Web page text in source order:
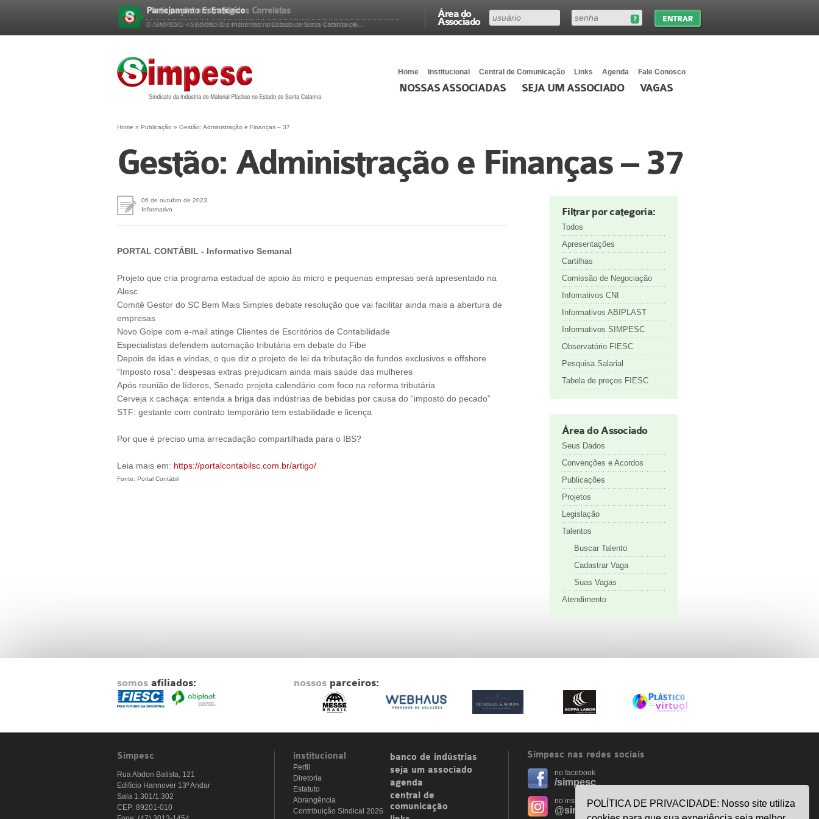
Área do
Associado
Planejamento Estratégico
O SIMPESC – Sindicato das Indústrias no Estado de Santa Catarina de...
Participação em Entidades Correlatas
A consultoria do SIMPESC sempre está atualizada pela sua participaç�...
Home Institucional Central de Comunicação Links Agenda Fale Conosco
NOSSAS ASSOCIADAS SEJA UM ASSOCIADO VAGAS
Home » Publicação » Gestão: Administração e Finanças – 37
Gestão: Administração e Finanças – 37
06 de outubro de 2023
Informativo
PORTAL CONTÁBIL - Informativo Semanal
Projeto que cria programa estadual de apoio às micro e pequenas empresas será apresentado na
Alesc
Comitê Gestor do SC Bem Mais Simples debate resolução que vai facilitar ainda mais a abertura de
empresas
Novo Golpe com e-mail atinge Clientes de Escritórios de Contabilidade
Especialistas defendem automação tributária em debate do Fibe
Depois de idas e vindas, o que diz o projeto de lei da tributação de fundos exclusivos e offshore
“Imposto rosa”: despesas extras prejudicam ainda mais saúde das mulheres
Após reunião de líderes, Senado projeta calendário com foco na reforma tributária
Cerveja x cachaça: entenda a briga das indústrias de bebidas por causa do “imposto do pecado”
STF: gestante com contrato temporário tem estabilidade e licença
Por que é preciso uma arrecadação compartilhada para o IBS?
Leia mais em: https://portalcontabilsc.com.br/artigo/
Fonte: Portal Contábil
Filtrar por categoria:
Todos
Apresentações
Cartilhas
Comissão de Negociação
Infomativos CNI
Informativos ABIPLAST
Informativos SIMPESC
Observatório FIESC
Pesquisa Salarial
Tabela de preços FIESC
Área do Associado
Seus Dados
Convenções e Acordos
Publicações
Projetos
Legislação
Talentos
Buscar Talento
Cadastrar Vaga
Suas Vagas
Atendimento
somos afiliados: nossos parceiros:
Simpesc
Rua Abdon Batista, 121
Edifício Hannover 13º Andar
Sala 1.301/1.302
CEP: 89201-010
institucional
Perfil
Diretoria
Estatuto
Abrangência
Contribuição Sindical 2026
banco de indústrias
seja um associado
agenda
central de
comunicação
Simpesc nas redes sociais
no facebook
/simpesc
no instagram
@simpescplasticos
POLÍTICA DE PRIVACIDADE: Nosso site utiliza